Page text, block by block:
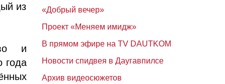
из
и
года
«Добрый вечер»
Проект «Меняем имидж»
В прямом эфире на TV DAUTKOM
Новости спидвея в Даугавпилсе
Архив видеосюжетов